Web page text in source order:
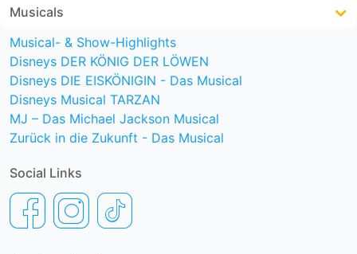
Musicals
Musical- & Show-Highlights
Disneys DER KÖNIG DER LÖWEN
Disneys DIE EISKÖNIGIN - Das Musical
Disneys Musical TARZAN
MJ – Das Michael Jackson Musical
Zurück in die Zukunft - Das Musical
Social Links